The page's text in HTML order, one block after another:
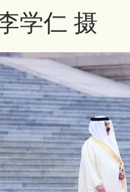
学仁 摄